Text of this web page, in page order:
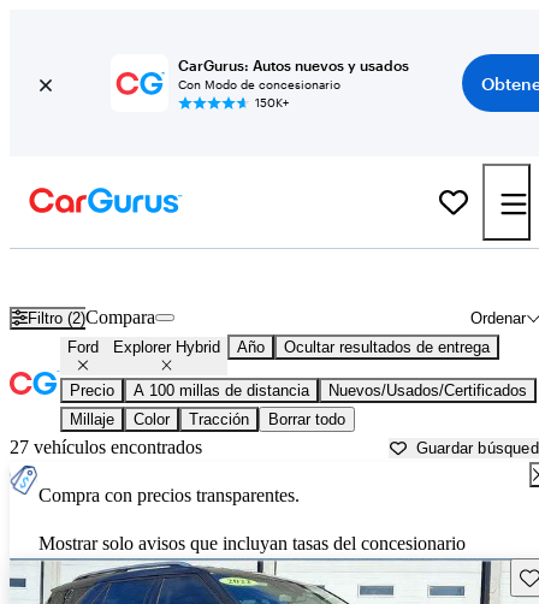
CarGurus: Autos nuevos y usados
Con Modo de concesionario
150K+
Filtro (2) Ordenar
Compara
Ford Explorer Hybrid Año Ocultar resultados de entrega
Precio A 100 millas de distancia
Nuevos/Usados/Certificados
Millaje
Color Tracción Borrar todo
27 vehículos encontrados Guardar
Compra con precios transparentes.
Mostrar solo avisos que incluyan tasas del concesionario